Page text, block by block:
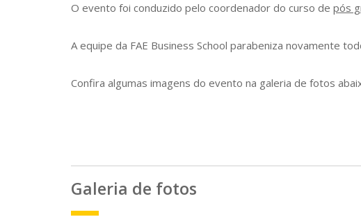
O evento foi conduzido pelo coordenador do curso de pós
A equipe da FAE Business School parabeniza novamente
Confira algumas imagens do evento na galeria de fotos
Galeria de fotos